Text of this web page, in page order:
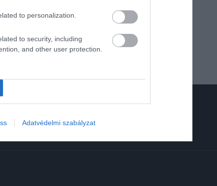
to personalization.
to security, including
and other user protection.
Adatvédelmi szabályzat
rectangle